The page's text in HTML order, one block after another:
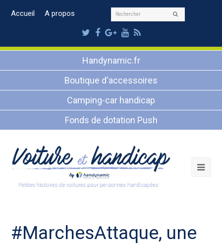
Accueil A propos Rechercher
Twitter
Facebook
Google
Plus
Youtube
RSS
Handynamic.fr
Boutique d'accessoires
Camping-car handicap
Fonds de dotation Push
#MarchesAttaque, une